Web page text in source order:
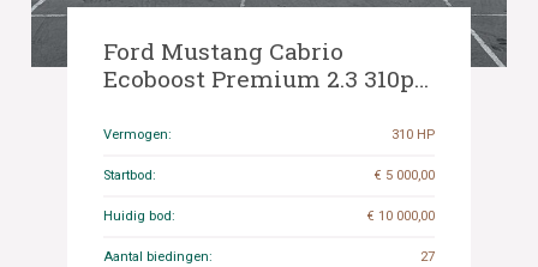
Ford Mustang Cabrio
Ecoboost Premium 2.3 310pk
Vermogen: 310 HP
Startbod: € 5 000,00
Huidig bod: € 10 000,00
Aantal biedingen: 27